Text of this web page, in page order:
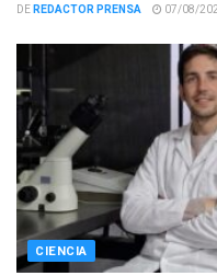
DEREDACTOR PRENSA 07/08/
CIENCIA